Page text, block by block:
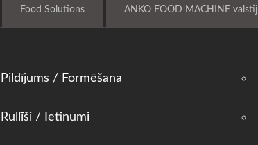
Food Solutions ANKO FOOD MACHINE valstij
Pildījums / Formēšana
Rullīši / Ietinumi